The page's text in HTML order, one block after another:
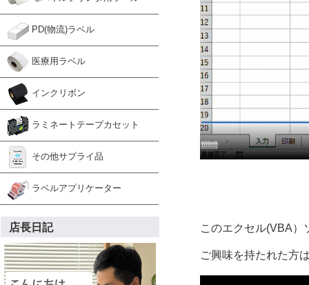
PD(物流)ラベル
医療用ラベル
インクリボン
ラミネートテープカセット
その他サプライ品
ラベルアプリケーター
店長日記 このエクセル(VBA）
ご興味を持たれた方